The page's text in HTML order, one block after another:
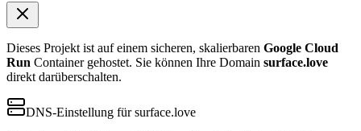
Dieses Projekt ist auf einem sicheren, skalierbaren Google Cloud
Run Container gehostet. Sie können Ihre Domain surface.love
direkt darüberschalten.
DNS-Einstellung für surface.love